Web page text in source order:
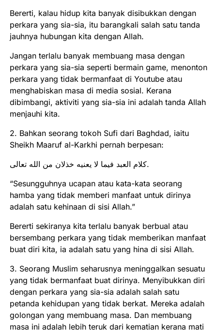
Bererti, kalau hidup kita banyak disibukkan dengan
perkara yang sia-sia, itu barangkali salah satu tanda
jauhnya hubungan kita dengan Allah.
Jangan terlalu banyak membuang masa dengan
perkara yang sia-sia seperti bermain game, menonton
perkara yang tidak bermanfaat di Youtube atau
menghabiskan masa di media sosial. Kerana
dibimbangi, aktiviti yang sia-sia ini adalah tanda Allah
menjauhi kita.
2. Bahkan seorang tokoh Sufi dari Baghdad, iaitu
Sheikh Maaruf al-Karkhi pernah berpesan:
كلام العبد فيما لا يعنيه خذلان من الله تعالى.
“Sesungguhnya ucapan atau kata-kata seorang
hamba yang tidak memberi manfaat untuk dirinya
adalah satu kehinaan di sisi Allah.”
Bererti sekiranya kita terlalu banyak berbual atau
bersembang perkara yang tidak memberikan manfaat
buat diri kita, ia adalah satu yang hina di sisi Allah.
3. Seorang Muslim seharusnya meninggalkan sesuatu
yang tidak bermanfaat buat dirinya. Menyibukkan diri
dengan perkara yang sia-sia adalah salah satu
petanda kehidupan yang tidak berkat. Mereka adalah
golongan yang membuang masa. Dan membuang
masa ini adalah lebih teruk dari kematian kerana mati